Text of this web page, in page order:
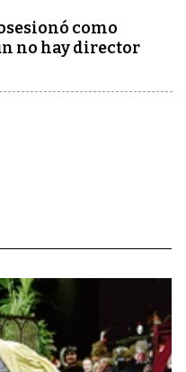
como
no hay director